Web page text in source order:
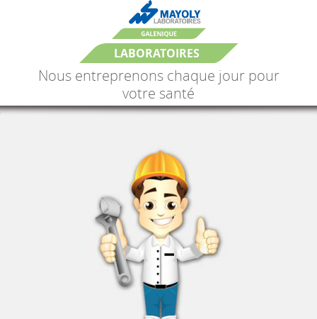
LABORATOIRES
Nous entreprenons chaque jour pour
votre santé